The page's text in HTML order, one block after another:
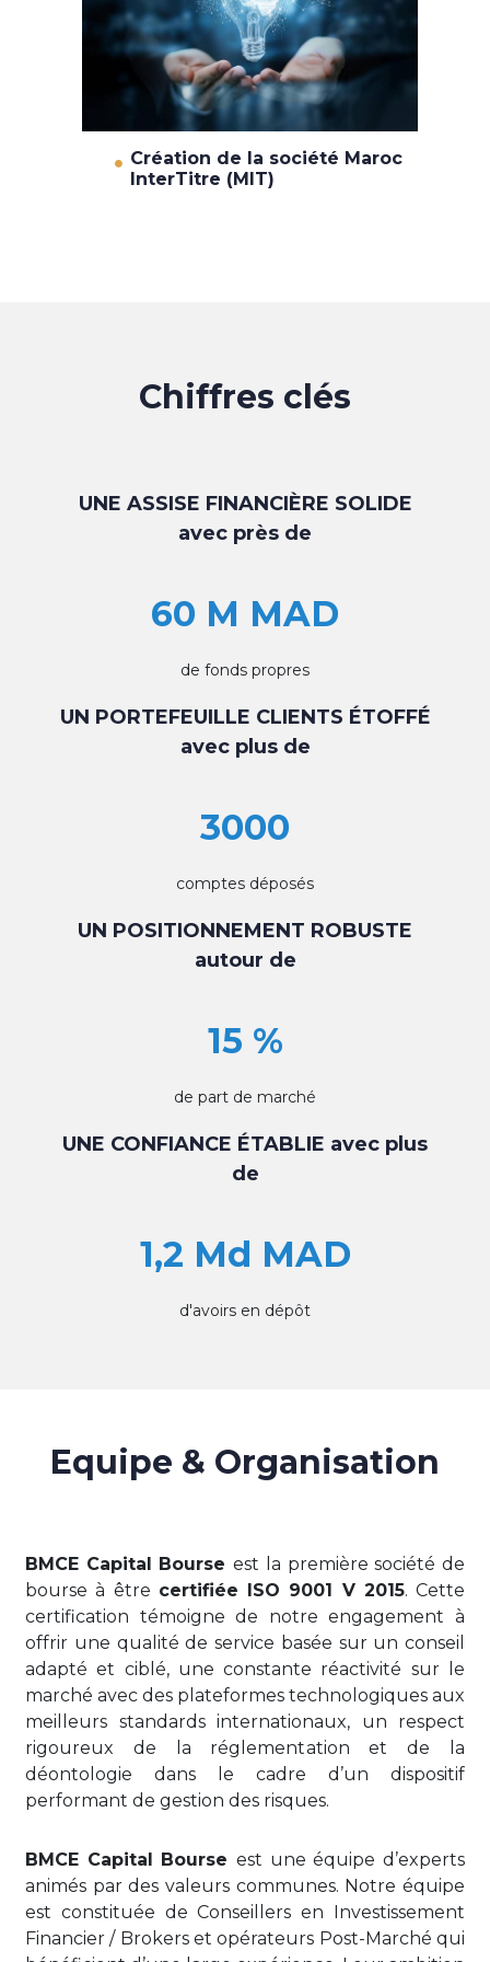
Création de la société Maroc
InterTitre (MIT)
Chiffres clés
UNE ASSISE FINANCIÈRE SOLIDE
avec près de
60 M MAD
de fonds propres
UN PORTEFEUILLE CLIENTS ÉTOFFÉ
avec plus de
3000
comptes déposés
UN POSITIONNEMENT ROBUSTE
autour de
15 %
de part de marché
UNE CONFIANCE ÉTABLIE avec plus
de
1,2 Md MAD
d'avoirs en dépôt
Equipe & Organisation
BMCE Capital Bourseest la première société de
bourse à être certifiée ISO 9001 V 2015. Cette
certification témoigne de notre engagement à
offrir une qualité de service basée sur un conseil
adapté et ciblé, une constante réactivité sur le
marché avec des plateformes technologiques aux
meilleurs standards internationaux, un respect
rigoureux de la réglementation et de la
déontologie dans le cadre d’un dispositif
performant de gestion des risques.
BMCE Capital Bourse est une équipe d’experts
animés par des valeurs communes. Notre équipe
est constituée de Conseillers en Investissement
Financier / Brokers et opérateurs Post-Marché qui